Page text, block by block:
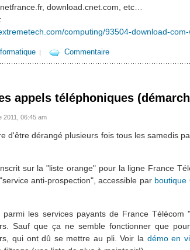
download.cnet.com, etc…
computing/93504-download-
Commentaire
appels téléphoniques
2011, 06:45 am
d'être dérangé plusieurs fois tous les samedis
sur la "liste orange" pour la ligne France
anti-prospection", accessible par boutique
les services payants de France Télécom "
Sauf que ça ne semble fonctionner que
qui ont dû se mettre au pli. Voir la démo en